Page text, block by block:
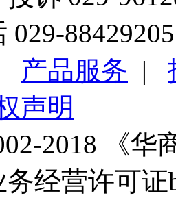
029-88429205
产品服务 |
声明
2018 《华
经营许可证